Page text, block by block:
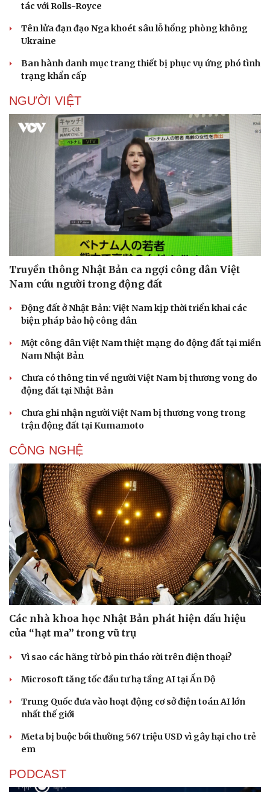
Tư vấn luật
Thể thao
Bóng đá
Lịch thi đấu bóng đá
Thế giới thể thao
eSports
Ô tô - Xe máy
Ô tô
Xe máy
tác với Rolls-Royce
Tên lửa đạn đạo Nga khoét sâu lỗ hổng phòng không
Ukraine
Ban hành danh mục trang thiết bị phục vụ ứng phó tình
trạng khẩn cấp
NGƯỜI VIỆT
Truyền thông Nhật Bản ca ngợi công dân Việt
Nam cứu người trong động đất
Động đất ở Nhật Bản: Việt Nam kịp thời triển khai các
biện pháp bảo hộ công dân
Một công dân Việt Nam thiệt mạng do động đất tại miền
Nam Nhật Bản
Chưa có thông tin về người Việt Nam bị thương vong do
động đất tại Nhật Bản
Chưa ghi nhận người Việt Nam bị thương vong trong
trận động đất tại Kumamoto
CÔNG NGHỆ
Các nhà khoa học Nhật Bản phát hiện dấu hiệu
của “hạt ma” trong vũ trụ
Vì sao các hãng từ bỏ pin tháo rời trên điện thoại?
Microsoft tăng tốc đầu tư hạ tầng AI tại Ấn Độ
Trung Quốc đưa vào hoạt động cơ sở điện toán AI lớn
nhất thế giới
Meta bị buộc bồi thường 567 triệu USD vì gây hại cho trẻ
em
PODCAST